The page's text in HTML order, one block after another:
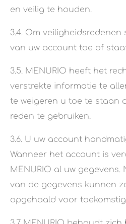
en veilig te houden.
3.4. Om
van uw account toe of
3.5. MENURIO heeft het
verstrekte informatie te
te weigeren u toe te staan
reden te gebruiken.
3.6. U uw account
Wanneer het account is
MENURIO al uw gegevens.
van de gegevens kunnen
opgehaald voor